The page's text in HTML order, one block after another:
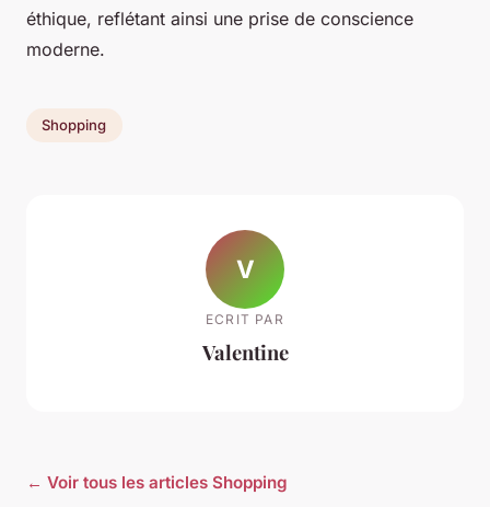
éthique, reflétant ainsi une prise de conscience
moderne.
Shopping
V
ECRIT PAR
Valentine
← Voir tous les articles Shopping